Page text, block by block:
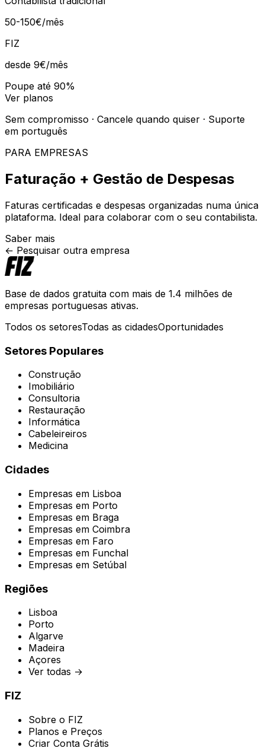
50-150€/mês
FIZ
desde 9€/mês
Poupe até 90%
Ver planos
Sem compromisso · Cancele quando quiser · Suporte
em português
PARA EMPRESAS
Faturação + Gestão de Despesas
Faturas certificadas e despesas organizadas numa única
plataforma. Ideal para colaborar com o seu contabilista.
Saber mais
← Pesquisar outra empresa
Base de dados gratuita com mais de 1.4 milhões de
empresas portuguesas ativas.
Todos os setoresTodas as cidadesOportunidades
Setores Populares
Construção
Imobiliário
Consultoria
Restauração
Informática
Cabeleireiros
Medicina
Cidades
Empresas em Lisboa
Empresas em Porto
Empresas em Braga
Empresas em Coimbra
Empresas em Faro
Empresas em Funchal
Empresas em Setúbal
Regiões
Lisboa
Porto
Algarve
Madeira
Açores
Ver todas →
FIZ
Sobre o FIZ
Planos e Preços
Criar Conta Grátis